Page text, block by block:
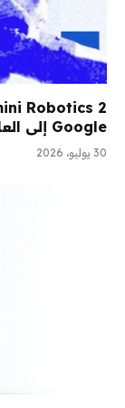
Google إلى العالم المادي
30 يوليو، 2026